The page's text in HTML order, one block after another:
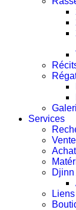
Services
Liens